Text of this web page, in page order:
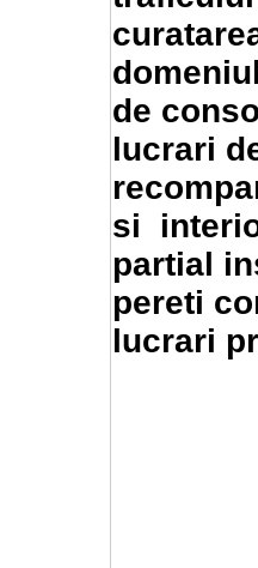
de
lucrari
si
partial
pereti
lucrari